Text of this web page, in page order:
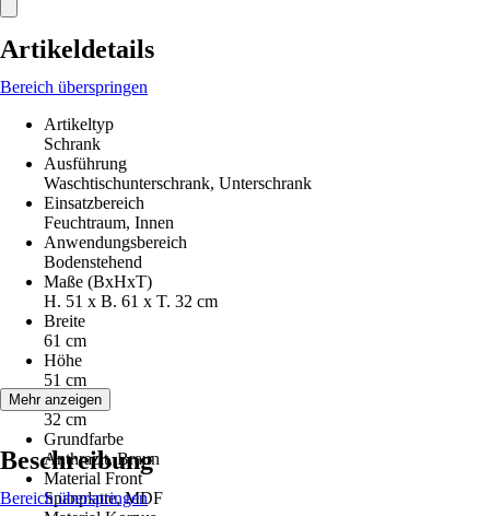
Artikeldetails
Bereich überspringen
Artikeltyp
Schrank
Ausführung
Waschtischunterschrank, Unterschrank
Einsatzbereich
Feuchtraum, Innen
Anwendungsbereich
Bodenstehend
Maße (BxHxT)
H. 51 x B. 61 x T. 32 cm
Breite
61 cm
Höhe
51 cm
Tiefe
32 cm
Grundfarbe
Anthrazit, Braun
Material Front
Spanplatte, MDF
Mehr anzeigen
Beschreibung
Bereich überspringen